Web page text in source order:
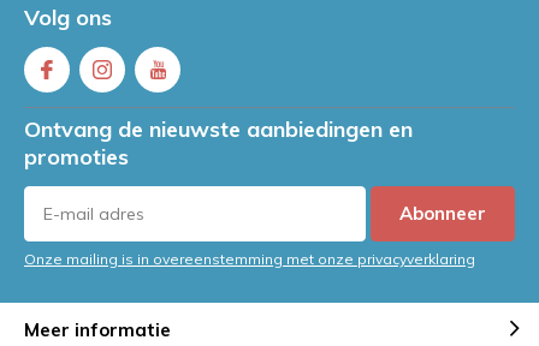
Volg ons
Ontvang de nieuwste aanbiedingen en
promoties
Abonneer
Onze mailing is in overeenstemming met onze privacyverklaring
Meer informatie